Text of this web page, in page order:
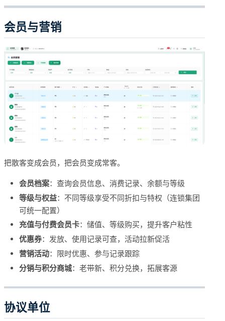
会员与营销
把散客变成会员，把会员变成常客。
会员档案：查询会员信息、消费记录、余额与等级
等级与权益：不同等级享受不同折扣与特权（连锁集团
可统一配置）
充值与付费会员卡：储值、等级购买，提升客户粘性
优惠券：发放、使用记录可查，活动拉新促活
营销活动：限时优惠、参与记录跟踪
分销与积分商城：老带新、积分兑换，拓展客源
协议单位